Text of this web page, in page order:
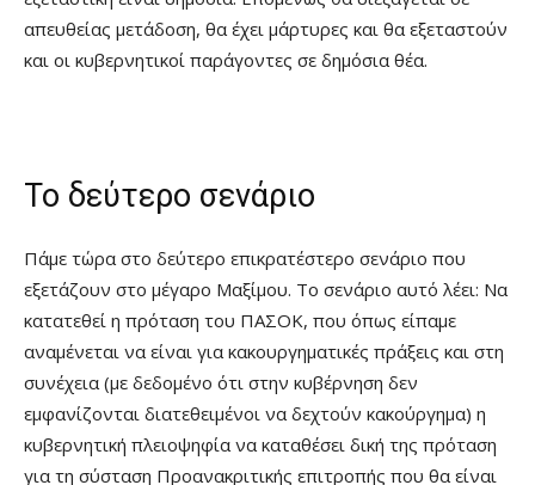
απευθείας μετάδοση, θα έχει μάρτυρες και θα εξεταστούν
και οι κυβερνητικοί παράγοντες σε δημόσια θέα.
Το δεύτερο σενάριο
Πάμε τώρα στο δεύτερο επικρατέστερο σενάριο που
εξετάζουν στο μέγαρο Μαξίμου. Το σενάριο αυτό λέει: Να
κατατεθεί η πρόταση του ΠΑΣΟΚ, που όπως είπαμε
αναμένεται να είναι για κακουργηματικές πράξεις και στη
συνέχεια (με δεδομένο ότι στην κυβέρνηση δεν
εμφανίζονται διατεθειμένοι να δεχτούν κακούργημα) η
κυβερνητική πλειοψηφία να καταθέσει δική της πρόταση
για τη σύσταση Προανακριτικής επιτροπής που θα είναι